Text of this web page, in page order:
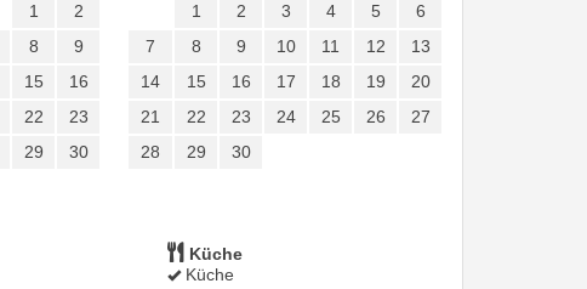
1
2
8
9
15
16
22
23
29
30
1
2 3 4 5
6
7
8 9 10 11 12
13
14
15 16 17 18 19
20
21
22 23 24 25 26
27
28
29 30
Küche
Küche